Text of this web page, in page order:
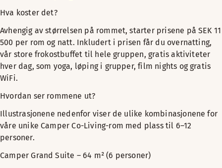
Hva koster det?
Avhengig av størrelsen på rommet, starter prisene på SEK 11
500 per rom og natt. Inkludert i prisen får du overnatting,
vår store frokostbuffet til hele gruppen, gratis aktiviteter
hver dag, som yoga, løping i grupper, film nights og gratis
WiFi.
Hvordan ser rommene ut?
Illustrasjonene nedenfor viser de ulike kombinasjonene for
våre unike Camper Co-Living-rom med plass til 6–12
personer.
Camper Grand Suite – 64 m² (6 personer)